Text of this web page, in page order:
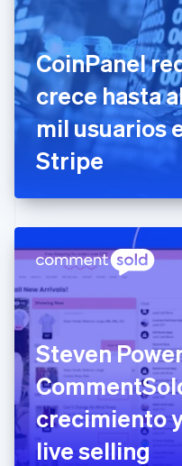
CoinPanel
crece hasta
mil usuarios
Stripe
Steven
crecimiento
live selling
English Italiano
Dinamarca
English
Emiratos Árabes
English
Eslovaquia
Eslovenia
España
Estados Unidos
EnglishEspañol简体中文
Estonia
English
Finlandia
EnglishSvenska
Francia
Français English
Gibraltar
English
Grecia
English
Hungría